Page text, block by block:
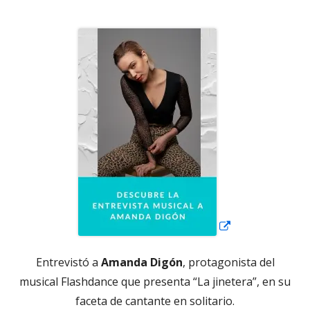
Entrevistó a Amanda Digón, protagonista del
musical Flashdance que presenta “La jinetera”, en su
faceta de cantante en solitario.